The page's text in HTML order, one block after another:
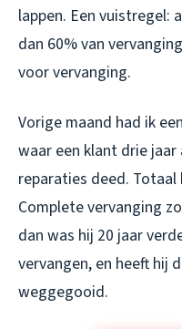
lappen. Een vuistregel:
dan 60% van
voor vervanging.
Vorige maand had ik
waar een klant drie
reparaties deed. Totaal
Complete vervanging
dan was hij 20 jaar
vervangen, en heeft hij
weggegooid.